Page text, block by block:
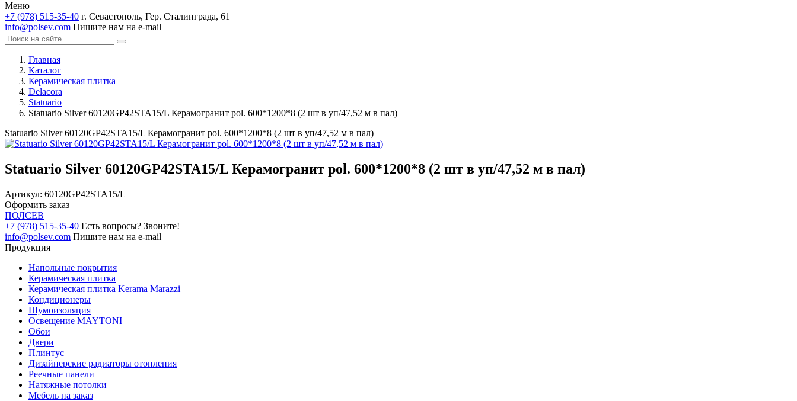
Меню
+7 (978) 515-35-40 г. Севастополь, Гер. Сталинграда, 61
info@polsev.com Пишите нам на e-mail
Главная
Каталог
Керамическая плитка
Delacora
Statuario
Statuario Silver 60120GP42STA15/L Керамогранит pol. 600*1200*8 (2 шт в уп/47,52 м в пал)
Statuario Silver 60120GP42STA15/L Керамогранит pol. 600*1200*8 (2 шт в уп/47,52 м в пал)
Statuario Silver 60120GP42STA15/L Керамогранит pol. 600*1200*8 (2 шт в уп/47,52 м в пал)
Артикул: 60120GP42STA15/L
Оформить заказ
ПОЛСЕВ
+7 (978) 515-35-40 Есть вопросы? Звоните!
info@polsev.com Пишите нам на e-mail
Продукция
Напольные покрытия
Керамическая плитка
Керамическая плитка Kerama Marazzi
Кондиционеры
Шумоизоляция
Освещение MAYTONI
Обои
Двери
Плинтус
Дизайнерские радиаторы отопления
Реечные панели
Натяжные потолки
Мебель на заказ